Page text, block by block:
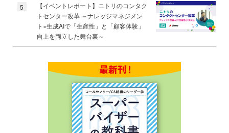
5
【イベントレポート】ニトリのコンタク
トセンター改革 ～ナレッジマネジメン
ト×生成AIで「生産性」と「顧客体験」
向上を両立した舞台裏～